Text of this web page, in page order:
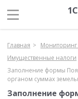
Главная
Мониторинг
Имущественные налоги
Заполнение формы
органом суммах
Заполнение